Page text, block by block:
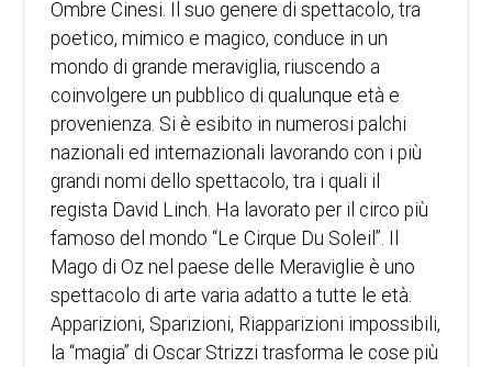
Ombre Cinesi. Il suo genere di spettacolo, tra
poetico, mimico e magico, conduce in un
mondo di grande meraviglia, riuscendo a
coinvolgere un pubblico di qualunque età e
provenienza. Si è esibito in numerosi palchi
nazionali ed internazionali lavorando con i più
grandi nomi dello spettacolo, tra i quali il
regista David Linch. Ha lavorato per il circo più
famoso del mondo “Le Cirque Du Soleil”. Il
Mago di Oz nel paese delle Meraviglie è uno
spettacolo di arte varia adatto a tutte le età.
Apparizioni, Sparizioni, Riapparizioni impossibili,
la “magia” di Oscar Strizzi trasforma le cose più